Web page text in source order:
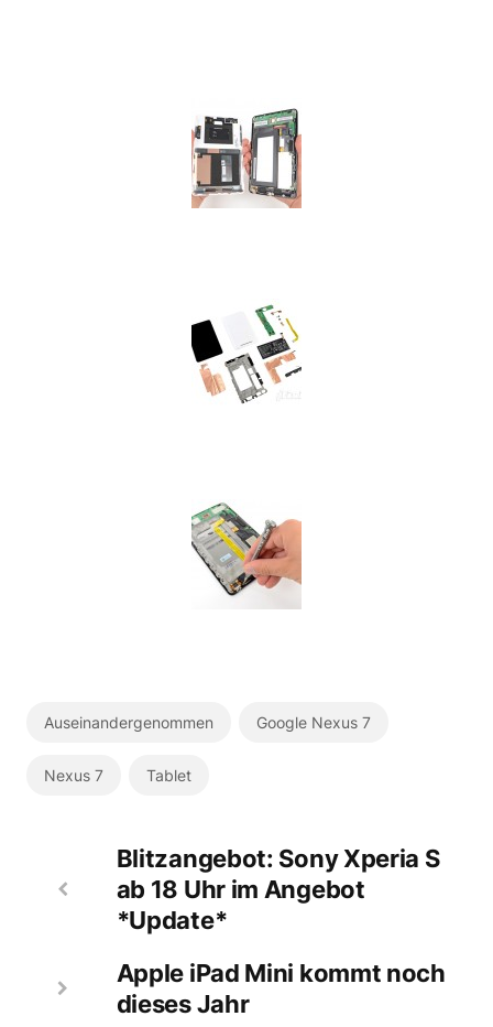
Auseinandergenommen Google Nexus 7
Nexus 7 Tablet
Blitzangebot: Sony Xperia S
ab 18 Uhr im Angebot
*Update*
Apple iPad Mini kommt noch
dieses Jahr